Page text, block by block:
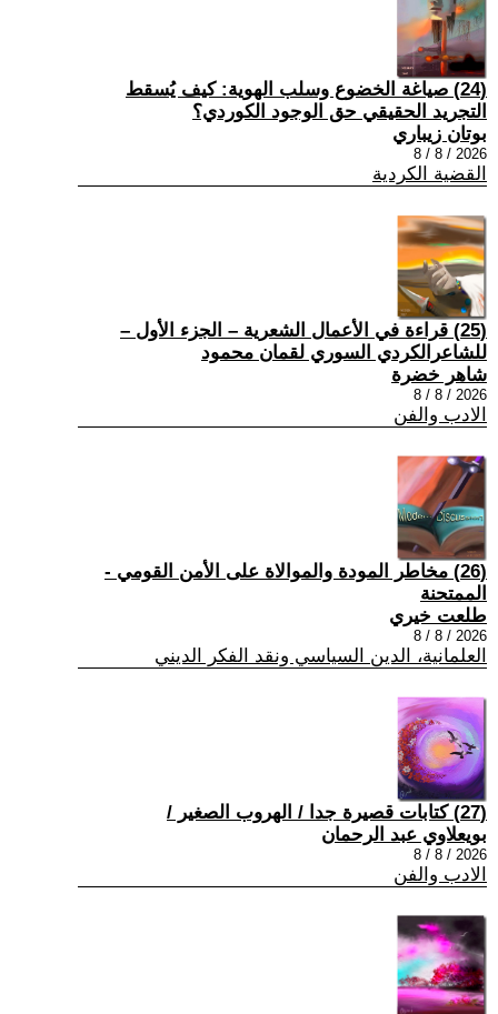
(24) صياغة الخضوع وسلب الهوية: كيف يُسقط
التجريد الحقيقي حق الوجود الكوردي؟
بوتان زيباري
2026 / 8 / 8
القضية الكردية
(25) قراءة في الأعمال الشعرية – الجزء الأول –
للشاعرالكردي السوري لقمان محمود
شاهر خضرة
2026 / 8 / 8
الادب والفن
(26) مخاطر المودة والموالاة على الأمن القومي -
الممتحنة
طلعت خيري
2026 / 8 / 8
العلمانية، الدين السياسي ونقد الفكر الديني
(27) كتابات قصيرة جدا / الهروب الصغير /
بويعلاوي عبد الرحمان
2026 / 8 / 8
الادب والفن